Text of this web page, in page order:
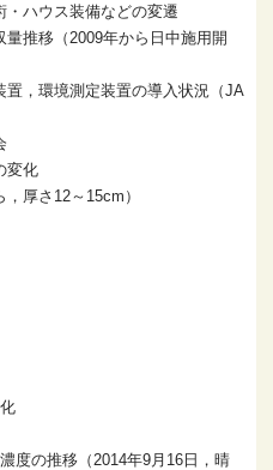
ハウス装備などの変遷
推移（2009年から日中施用開
，環境測定装置の導入状況（JA
変化
厚さ12～15cm）
度の推移（2014年9月16日，晴